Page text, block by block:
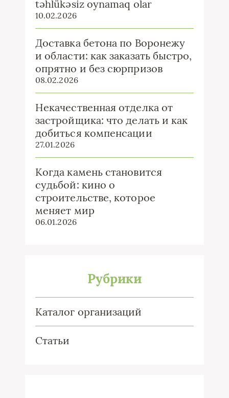
təhlükəsiz oynamaq olar
10.02.2026
Доставка бетона по Воронежу
и области: как заказать быстро,
опрятно и без сюрпризов
08.02.2026
Некачественная отделка от
застройщика: что делать и как
добиться компенсации
27.01.2026
Когда камень становится
судьбой: кино о
строительстве, которое
меняет мир
06.01.2026
Рубрики
Каталог организаций
Статьи